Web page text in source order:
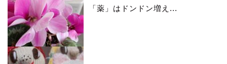
「薬」はドンドン増え...